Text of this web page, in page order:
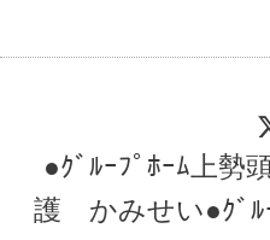
●ｸﾞﾙｰﾌﾟﾎｰﾑ上勢
護 かみせい●ｸﾞﾙｰ